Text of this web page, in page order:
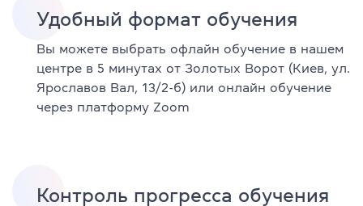
Удобный формат обучения
Вы можете выбрать офлайн обучение в нашем
центре в 5 минутах от Золотых Ворот (Киев, ул.
Ярославов Вал, 13/2-б) или онлайн обучение
через платформу Zoom
Контроль прогресса обучения